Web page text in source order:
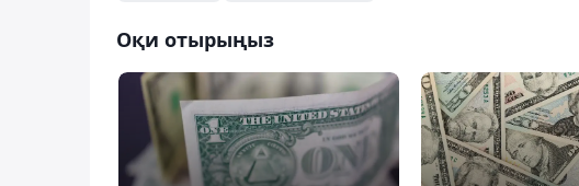
Оқи отырыңыз